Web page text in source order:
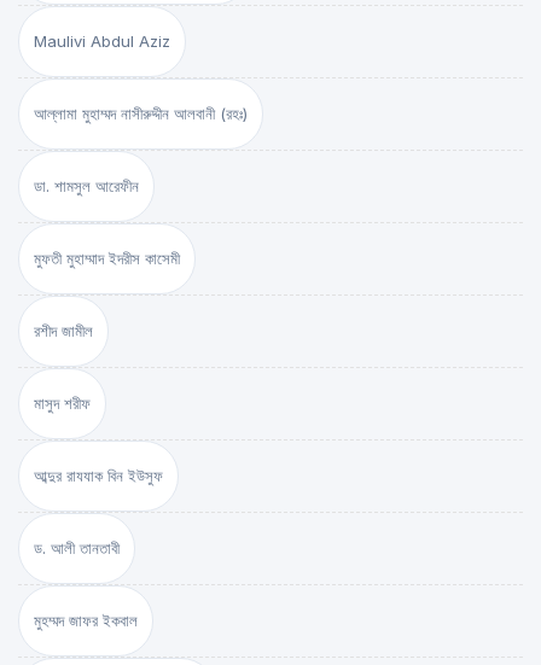
Maulivi Abdul Aziz
আল্লামা মুহাম্মদ নাসীরুদ্দীন আলবানী (রহঃ)
ডা. শামসুল আরেফীন
মুফতী মুহাম্মাদ ইদরীস কাসেমী
রশীদ জামীল
মাসুদ শরীফ
আব্দুর রাযযাক বিন ইউসুফ
ড. আলী তানতাবী
মুহম্মদ জাফর ইকবাল